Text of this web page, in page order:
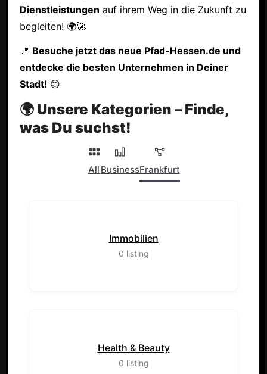
Dienstleistungen auf ihrem Weg in die Zukunft zu
begleiten! 🌍🚀
📍 Besuche jetzt das neue Pfad-Hessen.de und
entdecke die besten Unternehmen in Deiner
Stadt! 😊
🌍 Unsere Kategorien – Finde,
was Du suchst!
All BusinessFrankfurt
Immobilien
0 listing
Health & Beauty
0 listing